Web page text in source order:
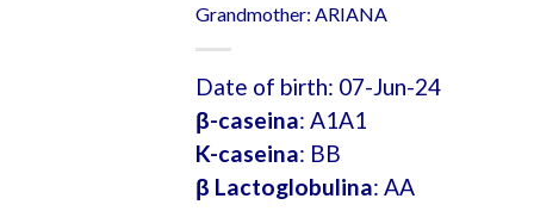
Grandmother: ARIANA
Date of birth: 07-Jun-24
β-caseina: A1A1
K-caseina: BB
β Lactoglobulina: AA